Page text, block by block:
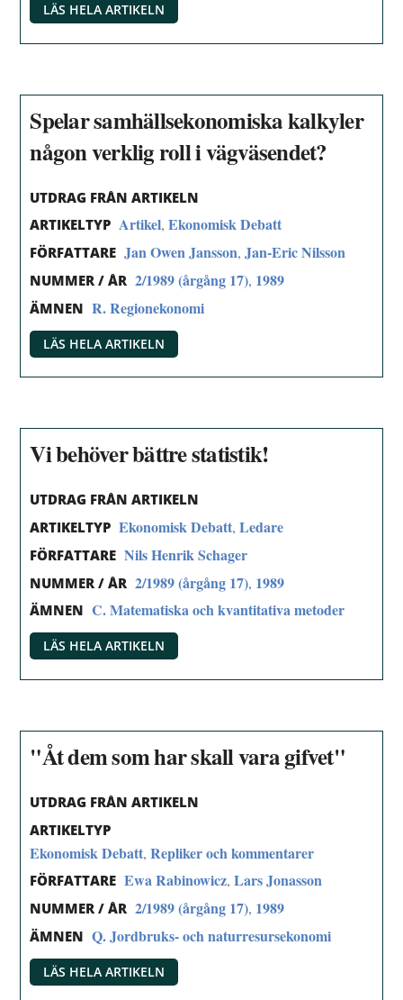
LÄS HELA ARTIKELN
Spelar samhällsekonomiska kalkyler
någon verklig roll i vägväsendet?
UTDRAG FRÅN ARTIKELN
ARTIKELTYP Artikel,Ekonomisk Debatt
FÖRFATTARE Jan Owen Jansson,Jan-Eric Nilsson
NUMMER / ÅR 2/1989 (årgång 17), 1989
ÄMNEN R. Regionekonomi
LÄS HELA ARTIKELN
Vi behöver bättre statistik!
UTDRAG FRÅN ARTIKELN
ARTIKELTYP Ekonomisk Debatt,Ledare
FÖRFATTARE Nils Henrik Schager
NUMMER / ÅR 2/1989 (årgång 17), 1989
ÄMNEN C. Matematiska och kvantitativa metoder
LÄS HELA ARTIKELN
"Åt dem som har skall vara gifvet"
UTDRAG FRÅN ARTIKELN
ARTIKELTYP
Ekonomisk Debatt,Repliker och kommentarer
FÖRFATTARE Ewa Rabinowicz,Lars Jonasson
NUMMER / ÅR 2/1989 (årgång 17), 1989
ÄMNEN Q. Jordbruks- och naturresursekonomi
LÄS HELA ARTIKELN